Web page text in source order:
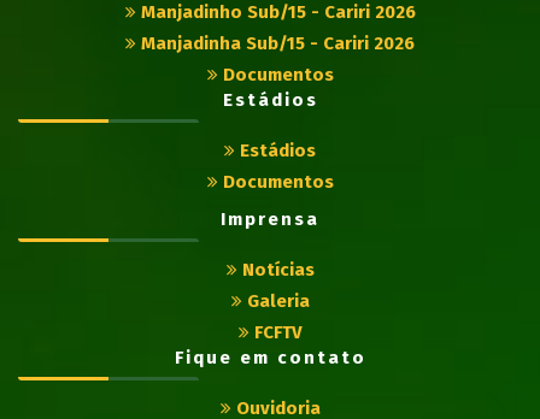
Manjadinho Sub/15 - Cariri 2026
Manjadinha Sub/15 - Cariri 2026
Documentos
Estádios
Estádios
Documentos
Imprensa
Notícias
Galeria
FCFTV
Fique em contato
Ouvidoria